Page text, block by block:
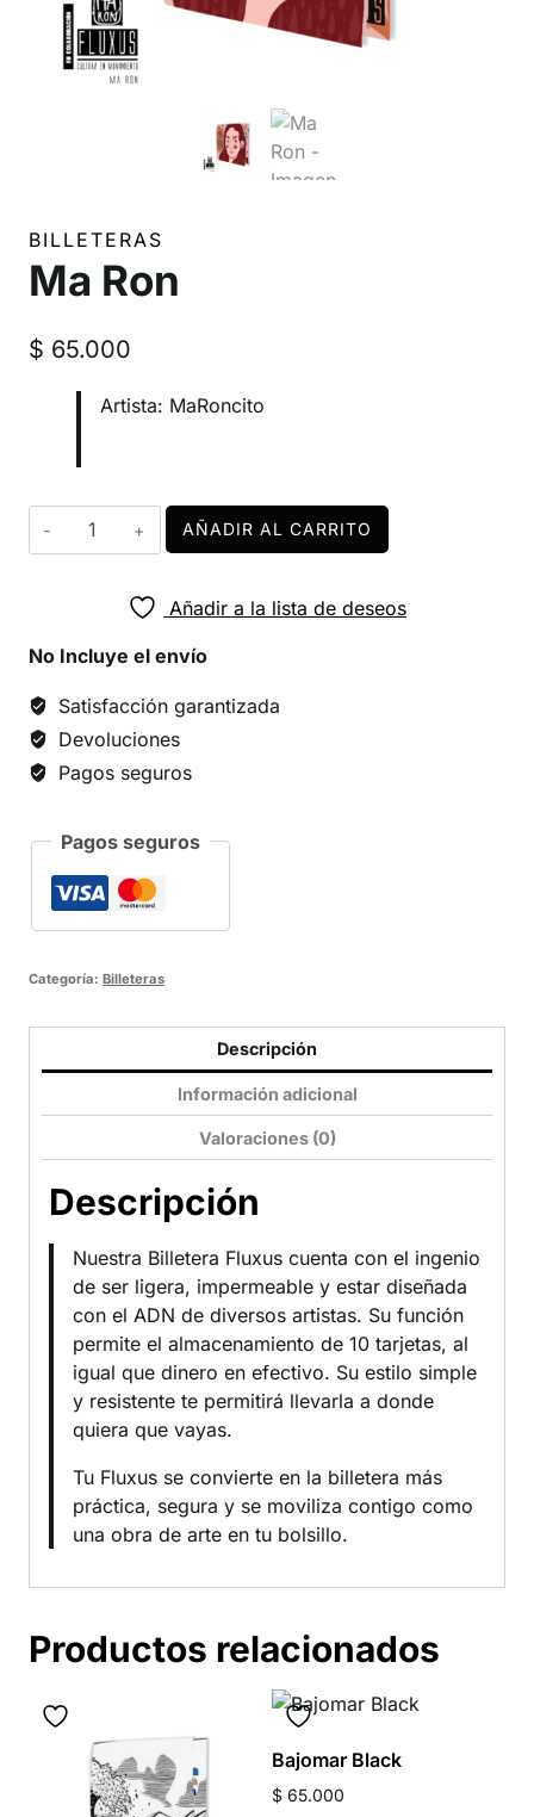
BILLETERAS
Ma Ron
$ 65.000
Artista: MaRoncito
Ma
Ron
AÑADIR AL CARRITO
Añadir a la lista de deseos
No Incluye el envío
Satisfacción garantizada
Devoluciones
Pagos seguros
Pagos seguros
Categoría: Billeteras
Descripción
Información adicional
Valoraciones (0)
Descripción
Nuestra Billetera Fluxus cuenta con el ingenio
de ser ligera, impermeable y estar diseñada
con el ADN de diversos artistas. Su función
permite el almacenamiento de 10 tarjetas, al
igual que dinero en efectivo. Su estilo simple
y resistente te permitirá llevarla a donde
quiera que vayas.
Tu Fluxus se convierte en la billetera más
práctica, segura y se moviliza contigo como
una obra de arte en tu bolsillo.
Productos relacionados
Bajomar Black
$ 65.000